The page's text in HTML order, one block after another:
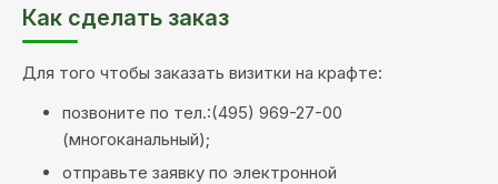
Как сделать заказ
Для того чтобы заказать визитки на крафте:
позвоните по тел.:(495) 969-27-00
(многоканальный);
отправьте заявку по электронной